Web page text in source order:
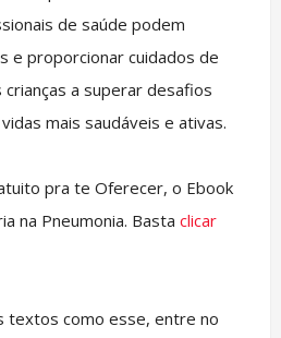
de saúde podem
e proporcionar cuidados de
crianças a superar desafios
mais saudáveis e ativas.
pra te Oferecer, o Ebook
na Pneumonia. Basta clicar
textos como esse, entre no